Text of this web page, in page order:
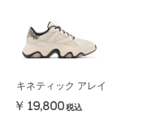
キネティック アレイ
￥19,800 税込